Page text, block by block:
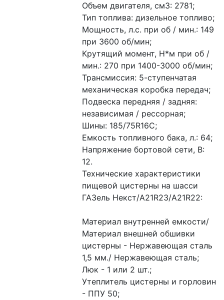
Объем двигателя, см3: 2781;
Тип топлива: дизельное топливо;
Мощность, л.с. при об / мин.: 149
при 3600 об/мин;
Крутящий момент, Н*м при об /
мин.: 270 при 1400-3000 об/мин;
Трансмиссия: 5-ступенчатая
механическая коробка передач;
Подвеска передняя / задняя:
независимая / рессорная;
Шины: 185/75R16С;
Емкость топливного бака, л.: 64;
Напряжение бортовой сети, В:
12.
Технические характеристики
пищевой цистерны на шасси
ГАЗель Некст/А21R23/А21R22:
Материал внутренней емкости/
Материал внешней обшивки
цистерны - Нержавеющая сталь
1,5 мм./ Нержавеющая сталь;
Люк - 1 или 2 шт.;
Утеплитель цистерны и горловин
- ППУ 50;